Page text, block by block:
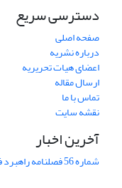
دسترسی سریع
صفحه اصلی
درباره نشریه
اعضای هیات تحریریه
ارسال مقاله
تماس با ما
نقشه سایت
آخرین اخبار
شماره 56 فصلنامه راهبرد فرهنگ منتشر شد